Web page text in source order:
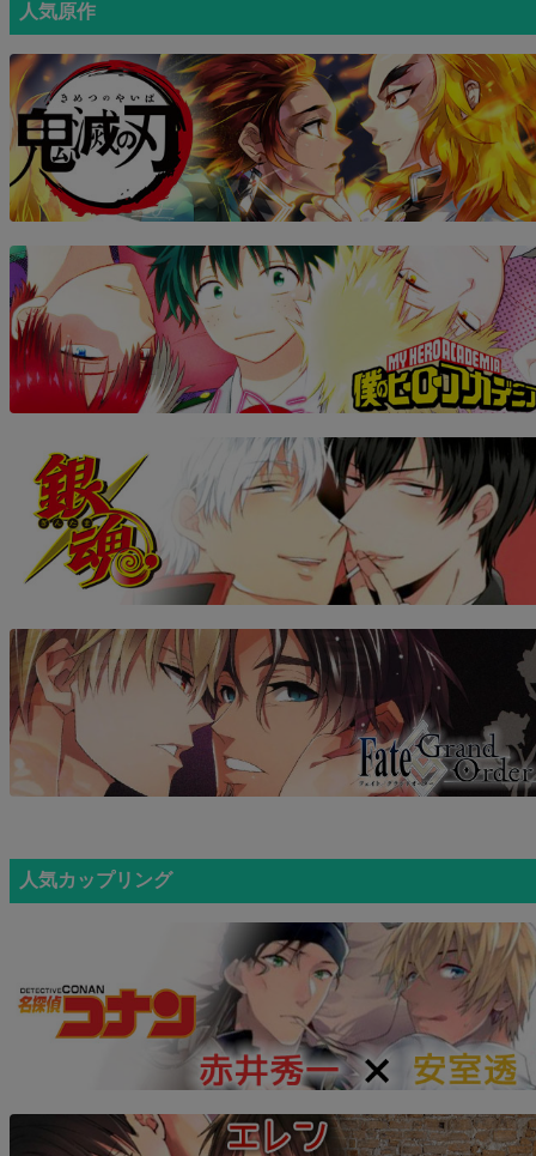
人気原作
人気カップリング